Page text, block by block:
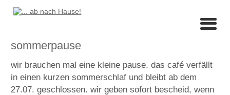
sommerpause
wir brauchen mal eine kleine pause. das café verfällt
in einen kurzen sommerschlaf und bleibt ab dem
27.07. geschlossen. wir geben sofort bescheid, wenn